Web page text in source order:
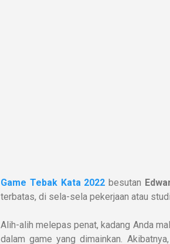
Game Tebak Kata 2022 besutan
terbatas, di sela-sela pekerjaan atau studi
Alih-alih melepas penat, kadang Anda
dalam game yang dimainkan.